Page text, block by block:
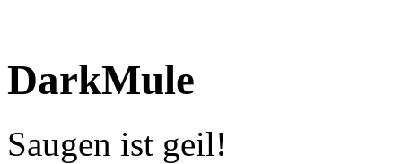
DarkMule
Saugen ist geil!